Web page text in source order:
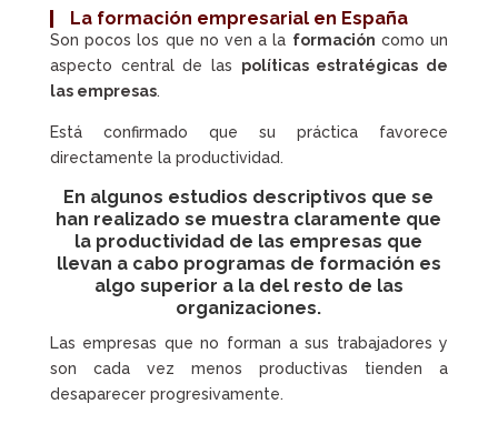
La formación empresarial en España
Son pocos los que no ven a la formación como un
aspecto central de las políticas estratégicas de
las empresas.
Está confirmado que su práctica favorece
directamente la productividad.
En algunos estudios descriptivos que se
han realizado se muestra claramente que
la productividad de las empresas que
llevan a cabo programas de formación es
algo superior a la del resto de las
organizaciones.
Las empresas que no forman a sus trabajadores y
son cada vez menos productivas tienden a
desaparecer progresivamente.